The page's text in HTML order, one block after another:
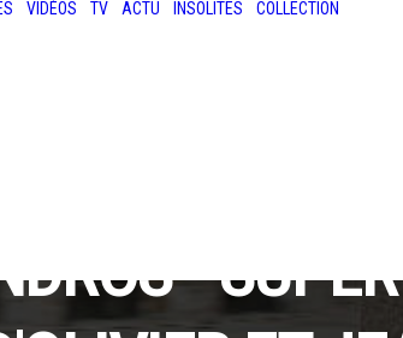
VIDÉOS TV ACTU INSOLITES COLLECTION
-